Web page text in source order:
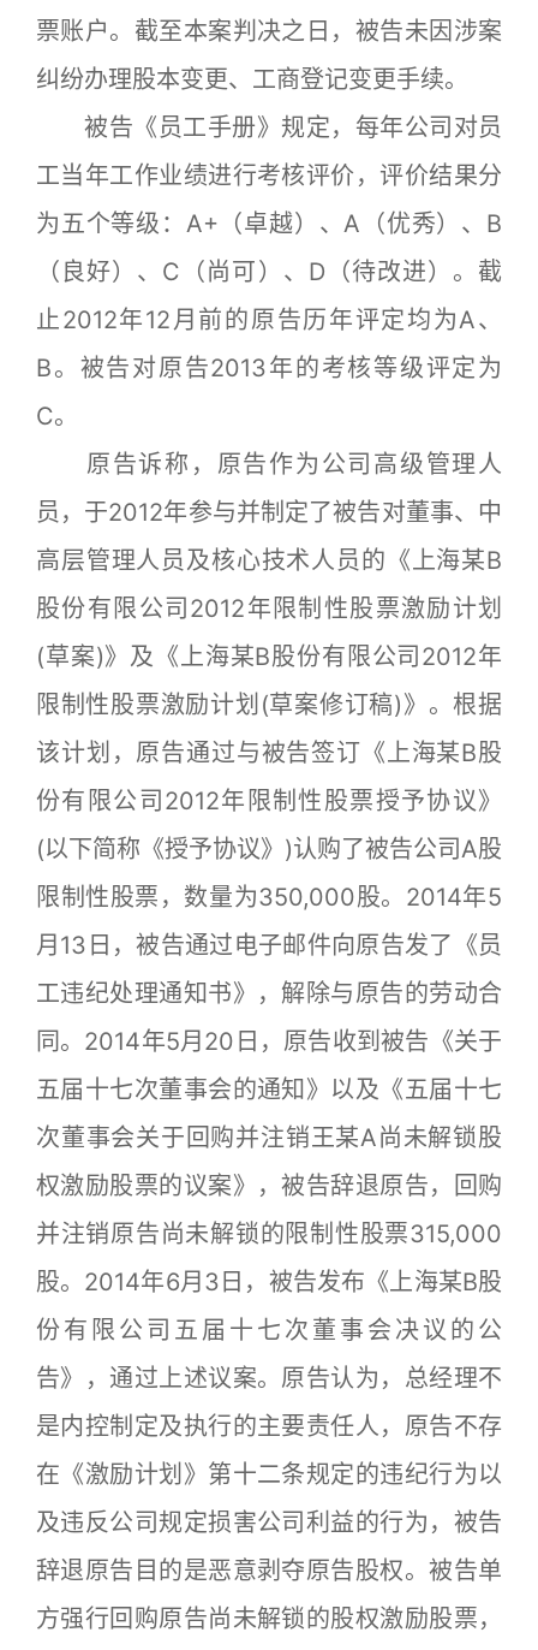
票账户。截至本案判决之日，被告未因涉案
纠纷办理股本变更、工商登记变更手续。
被告《员工手册》规定，每年公司对员
工当年工作业绩进行考核评价，评价结果分
为五个等级：A+（卓越）、A（优秀）、B
（良好）、C（尚可）、D（待改进）。截
止2012年12月前的原告历年评定均为A、
B。被告对原告2013年的考核等级评定为
C。
原告诉称，原告作为公司高级管理人
员，于2012年参与并制定了被告对董事、中
高层管理人员及核心技术人员的《上海某B
股份有限公司2012年限制性股票激励计划
(草案)》及《上海某B股份有限公司2012年
限制性股票激励计划(草案修订稿)》。根据
该计划，原告通过与被告签订《上海某B股
份有限公司2012年限制性股票授予协议》
(以下简称《授予协议》)认购了被告公司A股
限制性股票，数量为350,000股。2014年5
月13日，被告通过电子邮件向原告发了《员
工违纪处理通知书》，解除与原告的劳动合
同。2014年5月20日，原告收到被告《关于
五届十七次董事会的通知》以及《五届十七
次董事会关于回购并注销王某A尚未解锁股
权激励股票的议案》，被告辞退原告，回购
并注销原告尚未解锁的限制性股票315,000
股。2014年6月3日，被告发布《上海某B股
份有限公司五届十七次董事会决议的公
告》，通过上述议案。原告认为，总经理不
是内控制定及执行的主要责任人，原告不存
在《激励计划》第十二条规定的违纪行为以
及违反公司规定损害公司利益的行为，被告
辞退原告目的是恶意剥夺原告股权。被告单
方强行回购原告尚未解锁的股权激励股票，